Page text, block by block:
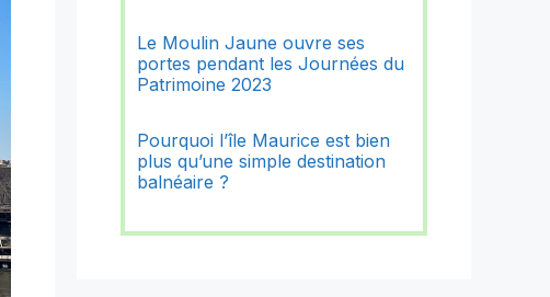
Le Moulin Jaune ouvre ses
portes pendant les Journées du
Patrimoine 2023
Pourquoi l’île Maurice est bien
plus qu’une simple destination
balnéaire ?